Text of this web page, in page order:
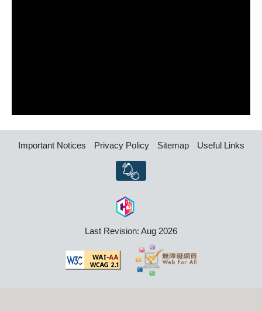
Important Notices Privacy Policy Sitemap Useful Links
Last Revision: Aug 2026